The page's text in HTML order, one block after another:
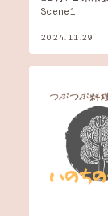
Scene1
2024.11.29